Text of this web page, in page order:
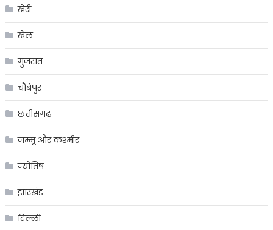
खेरी
खेल
गुजरात
चौबेपुर
छत्तीसगढ
जम्मू और कश्मीर
ज्योतिष
झारखंड
दिल्ली